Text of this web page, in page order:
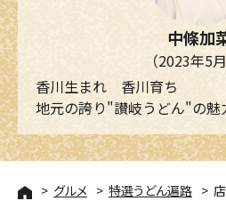
中條加
（2023年5
香川生まれ 香川育ち
地元の誇り"讃岐うどん"の魅
グルメ 特選うどん遍路